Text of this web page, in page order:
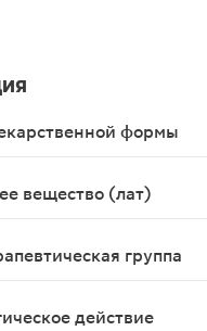
формы
вещество (лат)
группа
действие